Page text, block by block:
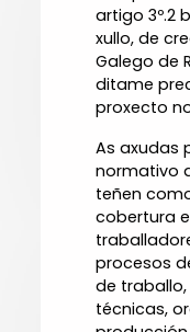
artigo 3º.2
xullo, de
Galego de
ditame
proxecto
As axudas
normativo
teñen
cobertura
procesos
de
técnicas,